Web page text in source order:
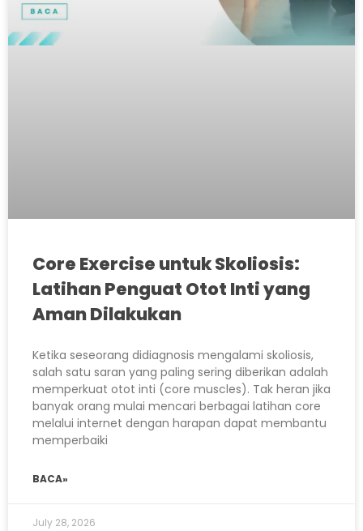
Core Exercise untuk Skoliosis:
Latihan Penguat Otot Inti yang
Aman Dilakukan
Ketika seseorang didiagnosis mengalami skoliosis,
salah satu saran yang paling sering diberikan adalah
memperkuat otot inti (core muscles). Tak heran jika
banyak orang mulai mencari berbagai latihan core
melalui internet dengan harapan dapat membantu
memperbaiki
BACA»
July 28, 2026